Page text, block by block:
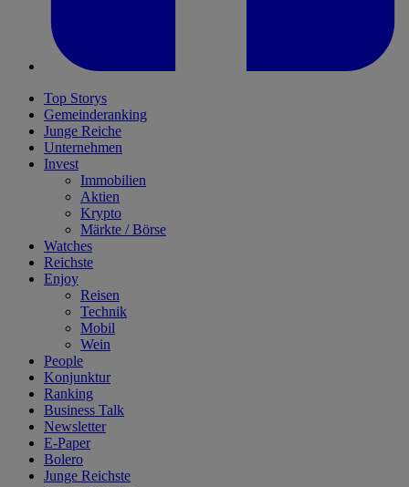
Top Storys
Gemeinderanking
Junge Reiche
Unternehmen
Invest
Immobilien
Aktien
Krypto
Märkte / Börse
Watches
Reichste
Enjoy
Reisen
Technik
Mobil
Wein
People
Konjunktur
Ranking
Business Talk
Newsletter
E-Paper
Bolero
Junge Reichste